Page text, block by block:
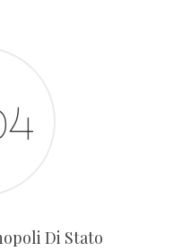
Di Stato